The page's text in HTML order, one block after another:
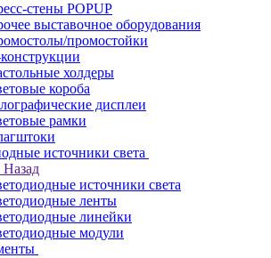
стены POPUP
выставочное оборудования
промостойки
холдеры
короба
дисплеи
рамки
источники света
Назад
источники света
ленты
линейки
модули